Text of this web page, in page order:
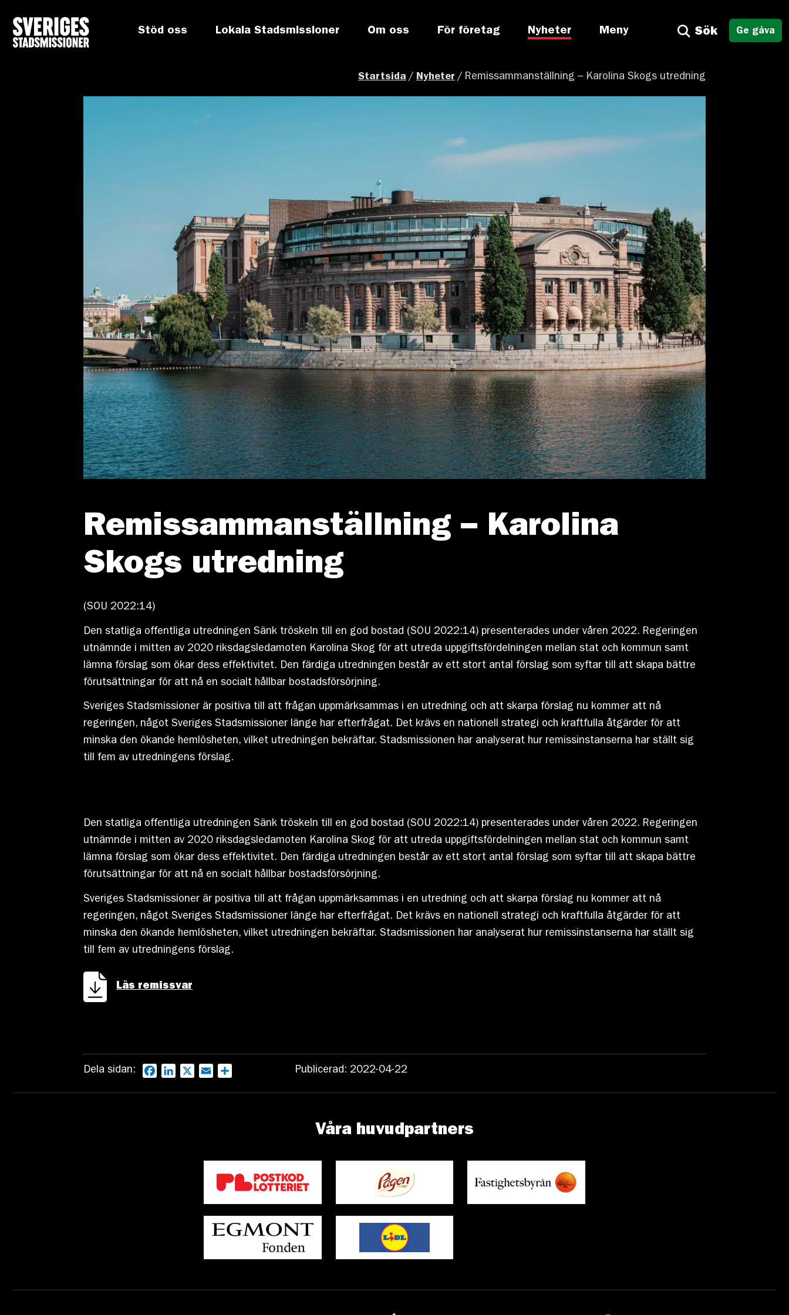
Stöd oss Lokala Stadsmissioner Om oss För företag Nyheter Meny Sök Ge gåva
Startsida / Nyheter / Remissammanställning – Karolina Skogs utredning
Remissammanställning – Karolina
Skogs utredning
(SOU 2022:14)
Den statliga offentliga utredningen Sänk tröskeln till en god bostad (SOU 2022:14) presenterades under våren 2022. Regeringen
utnämnde i mitten av 2020 riksdagsledamoten Karolina Skog för att utreda uppgiftsfördelningen mellan stat och kommun samt
lämna förslag som ökar dess effektivitet. Den färdiga utredningen består av ett stort antal förslag som syftar till att skapa bättre
förutsättningar för att nå en socialt hållbar bostadsförsörjning.
Sveriges Stadsmissioner är positiva till att frågan uppmärksammas i en utredning och att skarpa förslag nu kommer att nå
regeringen, något Sveriges Stadsmissioner länge har efterfrågat. Det krävs en nationell strategi och kraftfulla åtgärder för att
minska den ökande hemlösheten, vilket utredningen bekräftar. Stadsmissionen har analyserat hur remissinstanserna har ställt sig
till fem av utredningens förslag.
Den statliga offentliga utredningen Sänk tröskeln till en god bostad (SOU 2022:14) presenterades under våren 2022. Regeringen
utnämnde i mitten av 2020 riksdagsledamoten Karolina Skog för att utreda uppgiftsfördelningen mellan stat och kommun samt
lämna förslag som ökar dess effektivitet. Den färdiga utredningen består av ett stort antal förslag som syftar till att skapa bättre
förutsättningar för att nå en socialt hållbar bostadsförsörjning.
Sveriges Stadsmissioner är positiva till att frågan uppmärksammas i en utredning och att skarpa förslag nu kommer att nå
regeringen, något Sveriges Stadsmissioner länge har efterfrågat. Det krävs en nationell strategi och kraftfulla åtgärder för att
minska den ökande hemlösheten, vilket utredningen bekräftar. Stadsmissionen har analyserat hur remissinstanserna har ställt sig
till fem av utredningens förslag.
Läs remissvar
Dela sidan: FacebookLinkedIn Email Publicerad: 2022-04-22
Våra huvudpartners